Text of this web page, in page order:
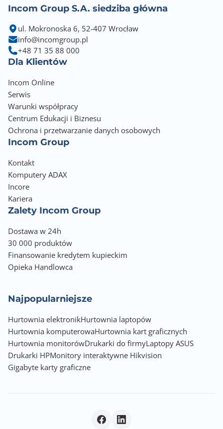
Incom Group S.A. siedziba główna
ul. Mokronoska 6, 52-407 Wrocław
info@incomgroup.pl
+48 71 35 88 000
Dla Klientów
Incom Online
Serwis
Warunki współpracy
Centrum Edukacji i Biznesu
Ochrona i przetwarzanie danych osobowych
Incom Group
Kontakt
Komputery ADAX
Incore
Kariera
Zalety Incom Group
Dostawa w 24h
30 000 produktów
Finansowanie kredytem kupieckim
Opieka Handlowca
Najpopularniejsze
Hurtownia elektronikHurtownia laptopów
Hurtownia komputerowaHurtownia kart graficznych
Hurtownia monitorówDrukarki do firmyLaptopy ASUS
Drukarki HPMonitory interaktywne Hikvision
Gigabyte karty graficzne